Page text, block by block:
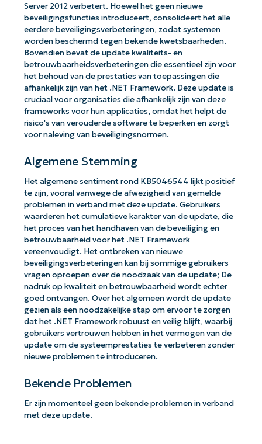
Server 2012 verbetert. Hoewel het geen nieuwe
beveiligingsfuncties introduceert, consolideert het alle
eerdere beveiligingsverbeteringen, zodat systemen
worden beschermd tegen bekende kwetsbaarheden.
Bovendien bevat de update kwaliteits- en
betrouwbaarheidsverbeteringen die essentieel zijn voor
het behoud van de prestaties van toepassingen die
afhankelijk zijn van het .NET Framework. Deze update is
cruciaal voor organisaties die afhankelijk zijn van deze
frameworks voor hun applicaties, omdat het helpt de
risico's van verouderde software te beperken en zorgt
voor naleving van beveiligingsnormen.
Algemene Stemming
Het algemene sentiment rond KB5046544 lijkt positief
te zijn, vooral vanwege de afwezigheid van gemelde
problemen in verband met deze update. Gebruikers
waarderen het cumulatieve karakter van de update, die
het proces van het handhaven van de beveiliging en
betrouwbaarheid voor het .NET Framework
vereenvoudigt. Het ontbreken van nieuwe
beveiligingsverbeteringen kan bij sommige gebruikers
vragen oproepen over de noodzaak van de update; De
nadruk op kwaliteit en betrouwbaarheid wordt echter
goed ontvangen. Over het algemeen wordt de update
gezien als een noodzakelijke stap om ervoor te zorgen
dat het .NET Framework robuust en veilig blijft, waarbij
gebruikers vertrouwen hebben in het vermogen van de
update om de systeemprestaties te verbeteren zonder
nieuwe problemen te introduceren.
Bekende Problemen
Er zijn momenteel geen bekende problemen in verband
met deze update.